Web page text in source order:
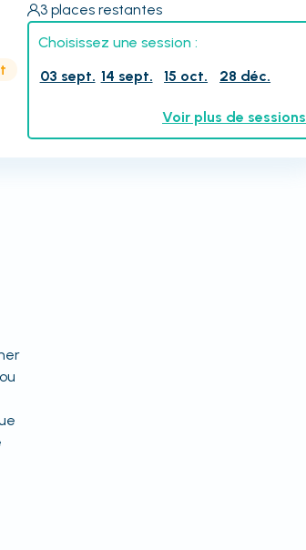
3 places restantes
Choisissez une session :
03 sept. 14 sept. 15 oct. 28 déc.
Voir plus de sessions